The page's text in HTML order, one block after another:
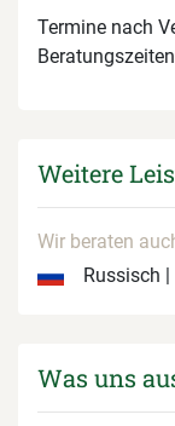
Termine nach
Beratungszeiten
Weitere
Wir beraten
Russisch |
Was uns